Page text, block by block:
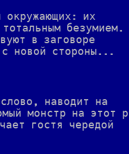
окружающих: их
безумием.
в заговоре
с новой стороны...
наводит на
монстр на этот
гостя чередой